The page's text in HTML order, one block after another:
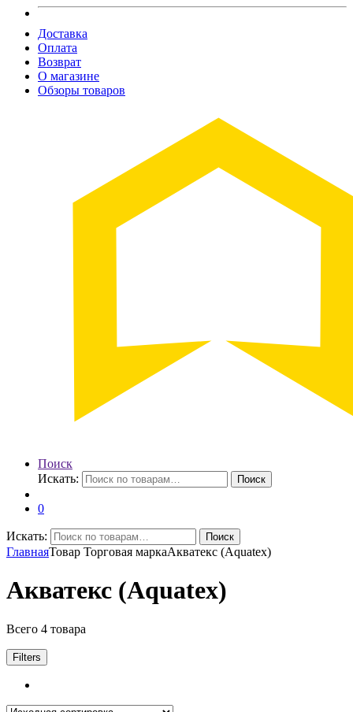
Доставка
Оплата
Возврат
О магазине
Обзоры товаров
Поиск
Искать:
Поиск
0
Искать: Поиск
ГлавнаяТовар Торговая маркаАкватекс (Aquatex)
Акватекс (Aquatex)
Всего 4 товара
Filters